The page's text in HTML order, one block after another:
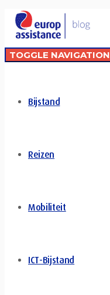
TOGGLE NAVIGATION
Bijstand
Reizen
Mobiliteit
ICT-Bijstand